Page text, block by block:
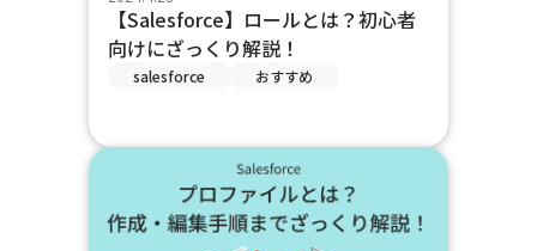
【Salesforce】ロールとは？初心者
向けにざっくり解説！
salesforce おすすめ